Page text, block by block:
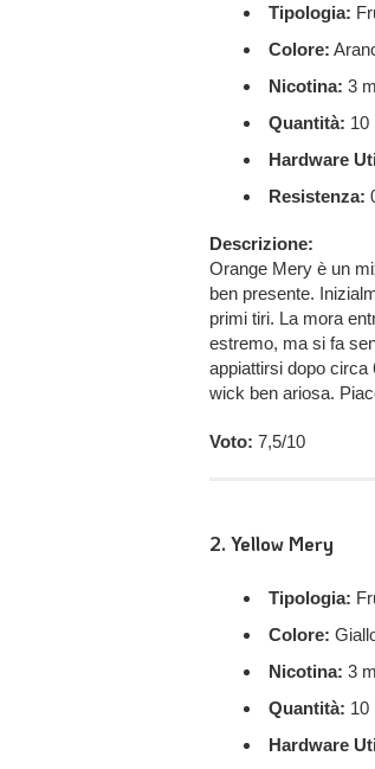
Tipologia:
Colore:
Nicotina: 3
Quantità: 10
Hardware
Resistenza:
Descrizione:
Orange Mery è un
ben presente.
primi tiri. La mora
estremo, ma si fa
appiattirsi dopo
wick ben ariosa.
Voto: 7,5/10
2. Yellow Mery
Tipologia:
Colore:
Nicotina: 3
Quantità: 10
Hardware